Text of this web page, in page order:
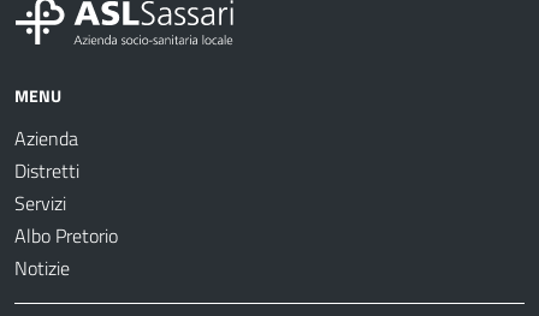
MENU
Azienda
Distretti
Servizi
Albo Pretorio
Notizie